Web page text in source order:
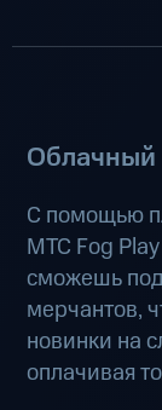
Облачный
С помощью
МТС Fog
сможешь
мерчантов,
новинки на
оплачивая